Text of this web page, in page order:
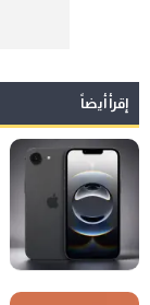
إقرأ أيضاً